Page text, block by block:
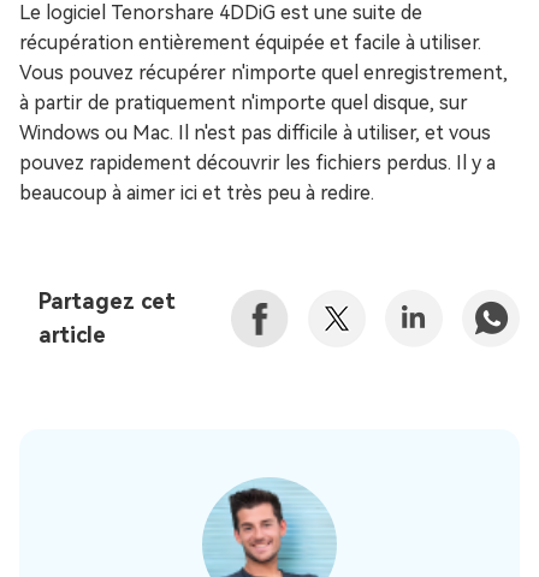
Le logiciel Tenorshare 4DDiG est une suite de
récupération entièrement équipée et facile à utiliser.
Vous pouvez récupérer n'importe quel enregistrement,
à partir de pratiquement n'importe quel disque, sur
Windows ou Mac. Il n'est pas difficile à utiliser, et vous
pouvez rapidement découvrir les fichiers perdus. Il y a
beaucoup à aimer ici et très peu à redire.
Partagez cet
article